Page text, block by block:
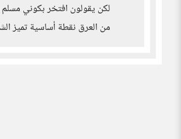
لكن يقولون افتخر بكوني
من العرق نقطة أساسية تميز